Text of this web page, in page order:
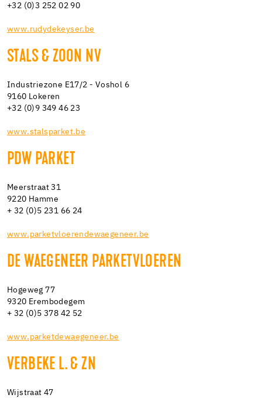
+32 (0)3 252 02 90
www.rudydekeyser.be
STALS & ZOON NV
Industriezone E17/2 - Voshol 6
9160 Lokeren
+32 (0)9 349 46 23
www.stalsparket.be
PDW PARKET
Meerstraat 31
9220 Hamme
+ 32 (0)5 231 66 24
www.parketvloerendewaegeneer.be
DE WAEGENEER PARKETVLOEREN
Hogeweg 77
9320 Erembodegem
+ 32 (0)5 378 42 52
www.parketdewaegeneer.be
VERBEKE L. & ZN
Wijstraat 47